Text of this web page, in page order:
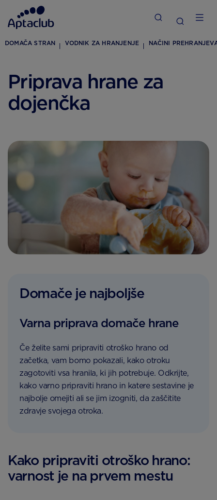
DOMAČA STRAN VODNIK ZA HRANJENJE NAČINI
Priprava hrane za
dojenčka
Domače je najboljše
Varna priprava domače hrane
Če želite sami pripraviti otroško hrano od
začetka, vam bomo pokazali, kako otroku
zagotoviti vsa hranila, ki jih potrebuje. Odkrijte,
kako varno pripraviti hrano in katere sestavine je
najbolje omejiti ali se jim izogniti, da zaščitite
zdravje svojega otroka.
Kako pripraviti otroško hrano:
varnost je na prvem mestu